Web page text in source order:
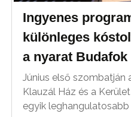
Ingyenes
különleges
a nyarat Budafok
Június első szombatján
Klauzál Ház és a
egyik